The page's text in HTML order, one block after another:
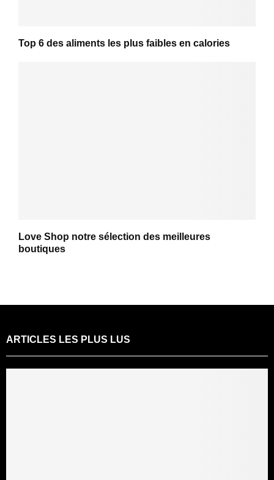
Top 6 des aliments les plus faibles en calories
Love Shop notre sélection des meilleures
boutiques
ARTICLES LES PLUS LUS